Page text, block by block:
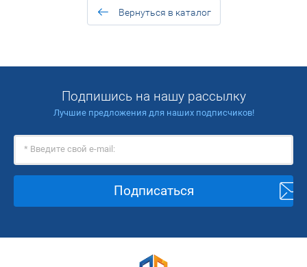
Вернуться в каталог
Подпишись на нашу рассылку
Лучшие предложения для наших подписчиков!
Подписаться